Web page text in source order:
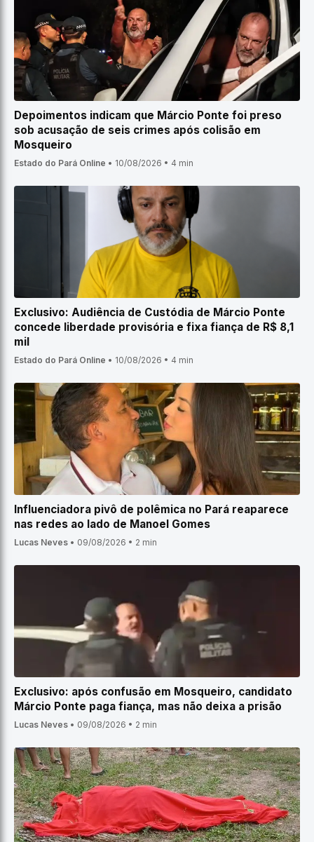
Depoimentos indicam que Márcio Ponte foi preso
sob acusação de seis crimes após colisão em
Mosqueiro
Estado do Pará Online • 10/08/2026 • 4 min
Exclusivo: Audiência de Custódia de Márcio Ponte
concede liberdade provisória e fixa fiança de R$ 8,1
mil
Estado do Pará Online • 10/08/2026 • 4 min
Influenciadora pivô de polêmica no Pará reaparece
nas redes ao lado de Manoel Gomes
Lucas Neves • 09/08/2026 • 2 min
Exclusivo: após confusão em Mosqueiro, candidato
Márcio Ponte paga fiança, mas não deixa a prisão
Lucas Neves • 09/08/2026 • 2 min